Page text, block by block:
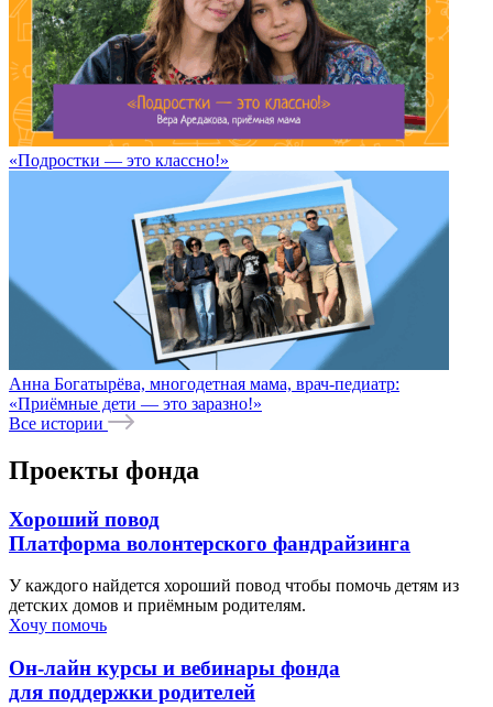
«Подростки — это классно!»
Анна Богатырёва, многодетная мама, врач-педиатр:
«Приёмные дети — это заразно!»
Все истории
Проекты фонда
Хороший повод
Платформа волонтерского фандрайзинга
У каждого найдется хороший повод чтобы помочь детям из
детских домов и приёмным родителям.
Хочу помочь
Он-лайн курсы и вебинары фонда
для поддержки родителей